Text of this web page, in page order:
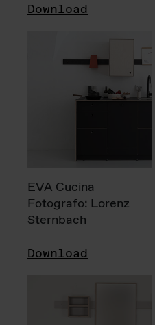
Download
EVA Cucina
Fotografo: Lorenz
Sternbach
Download